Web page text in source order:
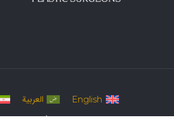
English العربية